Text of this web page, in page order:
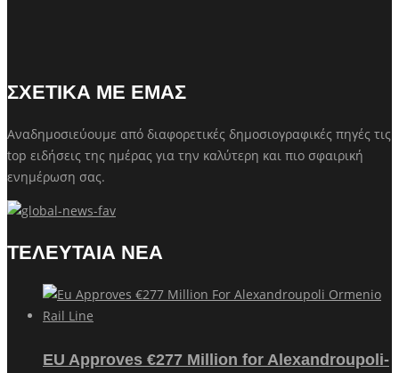
ΣΧΕΤΙΚΑ ΜΕ ΕΜΑΣ
Αναδημοσιεύουμε από διαφορετικές δημοσιογραφικές πηγές τις
top ειδήσεις της ημέρας για την καλύτερη και πιο σφαιρική
ενημέρωση σας.
ΤΕΛΕΥΤΑΙΑ ΝΕΑ
EU Approves €277 Million for Alexandroupoli-